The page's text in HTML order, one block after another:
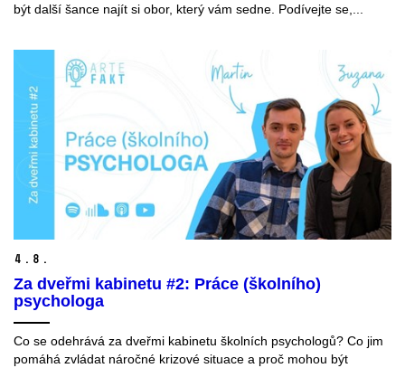
být další šance najít si obor, který vám sedne. Podívejte se,...
4. 8.
Za dveřmi kabinetu #2: Práce (školního)
psychologa
Co se odehrává za dveřmi kabinetu školních psychologů? Co jim
pomáhá zvládat náročné krizové situace a proč mohou být